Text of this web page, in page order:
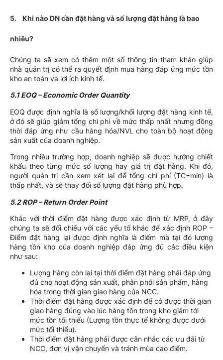
5. Khi nào DN cần đặt hàng và số lượng đặt hàng là bao
nhiêu?
Chúng ta sẽ xem có thêm một số thông tin tham khảo giúp
nhà quản trị có thể ra quyết định mua hàng đáp ứng mức tồn
kho an toàn và lợi ích kinh tế.
5.1 EOQ – Economic Order Quantity
EOQ được định nghĩa là số lượng/khối lượng đặt hàng kinh tế,
ở đó sẽ giúp giảm tổng chi phí về mức thấp nhất nhưng đồng
thời đáp ứng như cầu hàng hóa/NVL cho toàn bộ hoạt động
sản xuất của doanh nghiệp.
Trong nhiều trường hợp, doanh nghiệp sẽ được hưởng chiết
khấu theo từng mức số lượng hay giá trị đặt hàng. Khi đó,
người quản trị cần xem xét lại để tổng chi phí (TC=min) là
thấp nhất, và sẽ thay đổi số lượng đặt hàng phù hợp.
5.2 ROP – Return Order Point
Khác với thời điểm đặt hàng được xác định từ MRP, ở đây
chúng ta sẽ đối chiếu với các yếu tố khác để xác định ROP –
Điểm đặt hàng lại được định nghĩa là điểm mà tại đó lượng
hàng tồn kho của doanh nghiệp đáp ứng đủ các điều kiện
như sau:
Lượng hàng còn lại tại thời điểm đặt hàng phải đáp ứng
đủ cho hoạt động sản xuất, phân phối sản phẩm, hàng
hóa trong thời gian giao hàng của NCC.
Thời điểm đặt hàng được xác định để có được thời gian
giao hàng đúng vào lúc hàng tồn trong kho giảm tới
mức tồn tối thiểu (Lượng tồn thực tế không được dưới
mức tối thiểu).
Thời điểm đặt hàng phải được cân nhắc các ưu đãi từ
NCC, đơn vị vận chuyển và tránh mùa cao điểm.